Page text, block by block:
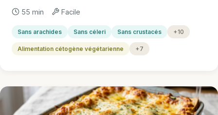
55 min Facile
Sans arachides Sans céleri Sans crustacés +10
Alimentation cétogène végétarienne +7